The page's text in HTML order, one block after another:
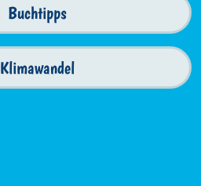
Buchtipps
Klimawandel